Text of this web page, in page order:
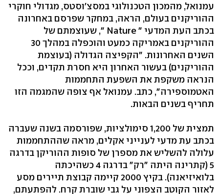
עמנואל, מהמכון הטכנולוגי במסצ'וסטס, מגדולי חוקרי
ההוריקנים בעולם, הראה, במחקר שפרסם באחרונה
בכתב העת המדעי " Nature ", שעוצמתם של
ההוריקנים באמריקה כמעט והוכפלה במהלך 30
השנים האחרונות. "הקפיצה הגדולה (בעוצמת
ההוריקנים) בעשור האחרון היא חסרת תקדים, וככל
הנראה משקפת את השפעת התחממות
האטמוספירה", כתב. עמנואל אף צופה שהמגמה הזו
תחריף בשנים הבאות.
תמצית של 1,200 סימולציות, שפורסמה בשנה שעברה
בכתב עת מדעי לענייני אקלים, מראה שההתחממות
עלולה להשליש את מספרן של סופות ההוריקן בדרגה
5 (קתרינה היתה "רק" בדרגה 4 כשהיכתה
בלואיזיאנה). בקיץ 2000 קיימה קבוצת תיירים מסע
לאזור הקוטב הצפוני על גבי שוברת קרח. להפתעתם,